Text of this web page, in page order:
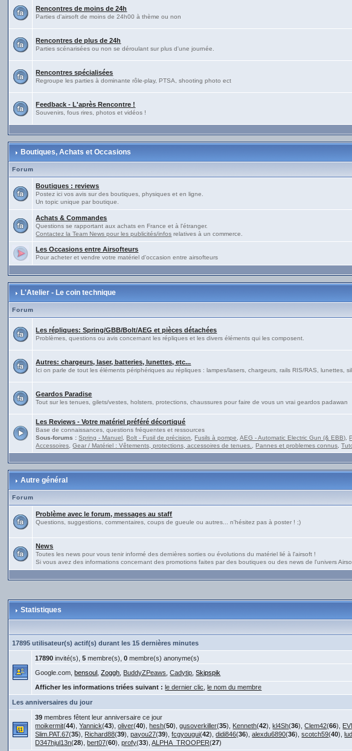
Rencontres de moins de 24h
Parties d'airsoft de moins de 24h00 à thème ou non
Rencontres de plus de 24h
Parties scénarisées ou non se déroulant sur plus d'une journée.
Rencontres spécialisées
Regroupe les parties à dominante rôle-play, PTSA, shooting photo ect
Feedback - L'après Rencontre !
Souvenirs, fous rires, photos et vidéos !
Boutiques, Achats et Occasions
Forum
Boutiques : reviews
Postez ici vos avis sur des boutiques, physiques et en ligne.
Un topic unique par boutique.
Achats & Commandes
Questions se rapportant aux achats en France et à l'étranger.
Contactez la Team News pour les publicités/infos relatives à un commerce.
Les Occasions entre Airsofteurs
Pour acheter et vendre votre matériel d'occasion entre airsofteurs
L'Atelier - Le coin technique
Forum
Les répliques: Spring/GBB/Bolt/AEG et pièces détachées
Problèmes, questions ou avis concernant les répliques et les divers éléments qui les composent.
Autres: chargeurs, laser, batteries, lunettes, etc...
Ici on parle de tout les éléments périphériques au répliques : lampes/lasers, chargeurs, rails RIS/RAS, lunettes,
Geardos Paradise
Tout sur les tenues, gilets/vestes, holsters, protections, chaussures pour faire de vous un vrai geardos padawan
Les Reviews - Votre matériel préféré décortiqué
Base de connaissances, questions fréquentes et ressources
Sous-forums : Spring - Manuel ,Bolt - Fusil de précision ,Fusils à pompe ,AEG - Automatic Electric Gun (& EBB) ,
Accessoires ,Gear / Matériel : Vêtements, protections, accessoires de tenues. ,Pannes et problemes connus ,
Autre général
Forum
Problème avec le forum, messages au staff
Questions, suggestions, commentaires, coups de gueule ou autres... n'hésitez pas à poster ! ;)
News
Toutes les news pour vous tenir informé des dernières sorties ou évolutions du matériel lié à l'airsoft !
Si vous avez des informations concernant des promotions faites par des boutiques ou des news de l'univers
Statistiques
17895 utilisateur(s) actif(s) durant les 15 dernières minutes
17890 invité(s),5 membre(s),0 membre(s) anonyme(s)
Google.com,bensoul ,Zoggh BuddyZPeaws ,Cadytip ,Skipspik
Afficher les informations triées suivant : le dernier clic ,le nom du membre
Les anniversaires du jour
39 membres fêtent leur anniversaire ce jour
moikermit(44),Yannick(43),oliver(40),hesh(50),gusoverkiller(35), Kenneth(42),kl4Sh(36),Clem42(66),
Slim.PAT.67(35), Richard88(39),payou27(39),fcgyougui(42),didi846(36),alexdu6890(36),scotch59(40),
D347hjul13n(28),bert07(60),profy(33),ALPHA_TROOPER(27)